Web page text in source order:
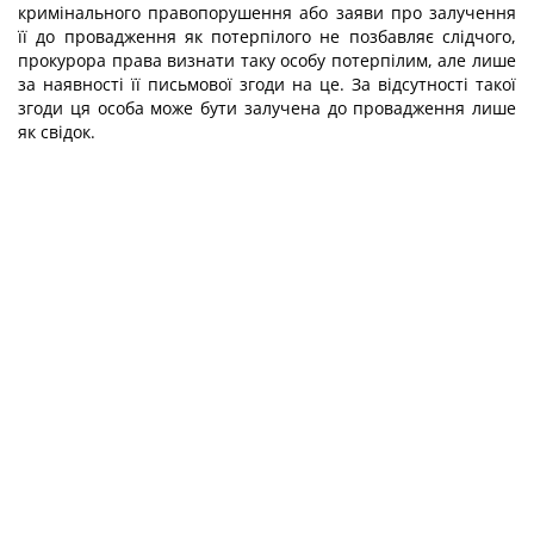
кримінального правопорушення або заяви про залучення
її до провадження як потерпілого не позбавляє слідчого,
прокурора права визнати таку особу потерпілим, але лише
за наявності її письмової згоди на це. За відсутності такої
згоди ця особа може бути залучена до провадження лише
як свідок.